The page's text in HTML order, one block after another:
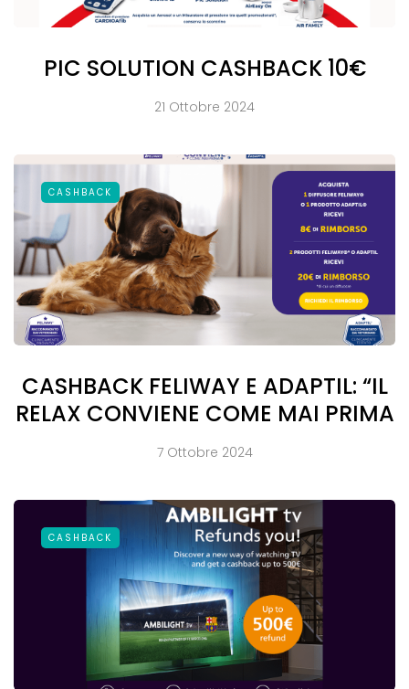
PIC SOLUTION CASHBACK 10€
21 Ottobre 2024
CASHBACK
CASHBACK FELIWAY E ADAPTIL: “IL
RELAX CONVIENE COME MAI PRIMA
7 Ottobre 2024
CASHBACK